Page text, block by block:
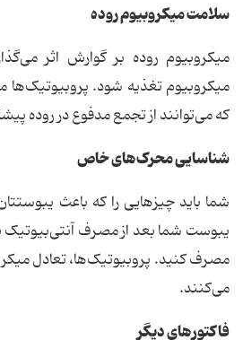
سلامت میکروبیوم روده
میکروبیوم روده بر گوارش اثر
میکروبیوم تغذیه شود. پروبیوتیک‌ها
که می‌توانند از تجمع مدفوع در روده
شناسایی محرک‌های خاص
شما باید چیزهایی را که باعث
یبوست شما بعد از مصرف آنتی‌بیوتیک
مصرف کنید. پروبیوتیک‌ها، تعادل
می‌کنند.
فاکتورهای دیگر